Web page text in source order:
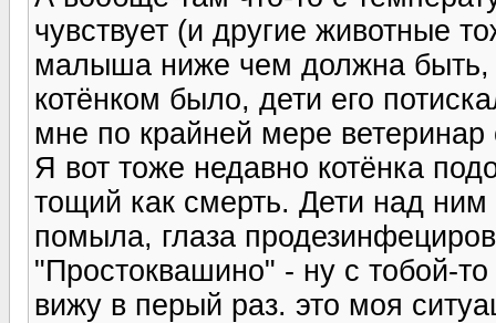
чувствует (и другие животные
малыша ниже чем должна быть,
котёнком было, дети его
мне по крайней мере ветеринар
Я вот тоже недавно котёнка
тощий как смерть. Дети над
помыла, глаза
"Простоквашино" - ну с тобой-то
вижу в перый раз. это моя